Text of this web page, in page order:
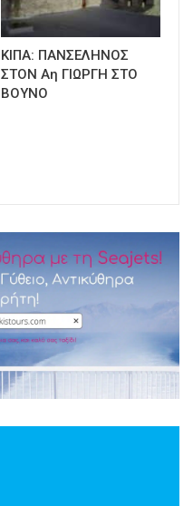
ΚΙΠΑ: ΠΑΝΣΕΛΗΝΟΣ
ΣΤΟΝ Αη ΓΙΩΡΓΗ ΣΤΟ
ΒΟΥΝΟ